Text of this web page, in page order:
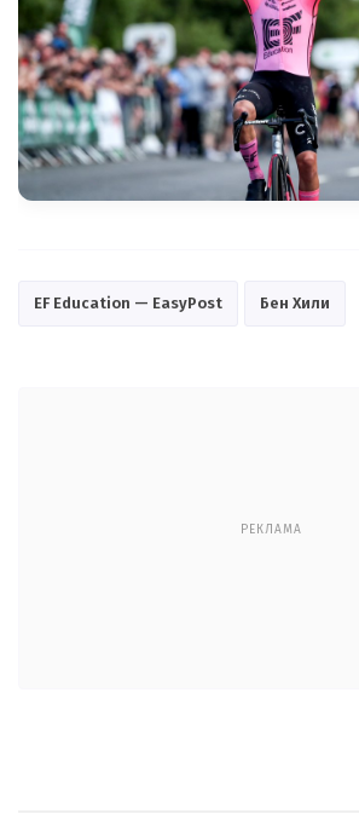
EF Education — EasyPost Бен Хили
РЕКЛАМА